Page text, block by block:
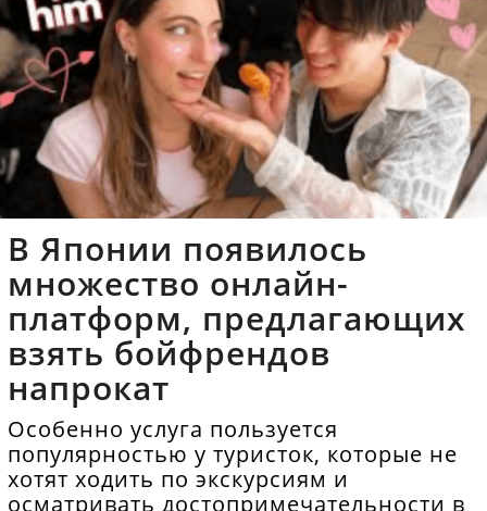
В Японии появилось
множество онлайн-
платформ, предлагающих
взять бойфрендов
напрокат
Особенно услуга пользуется
популярностью у туристок, которые не
хотят ходить по экскурсиям и
осматривать достопримечательности в